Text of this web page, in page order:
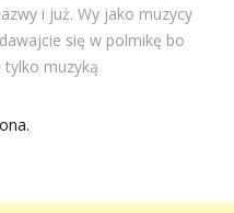
i już. Wy jako muzycy
się w polmikę bo
muzyką